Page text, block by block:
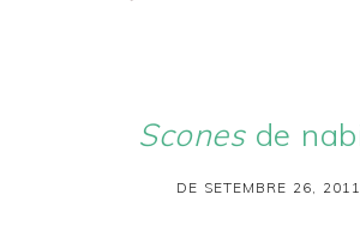
Sconesde
DE SETEMBRE 26, 2011